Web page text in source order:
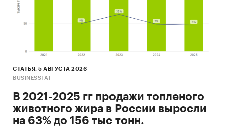
СТАТЬЯ, 5 АВГУСТА 2026
BUSINESSTAT
В 2021-2025 гг продажи топленого
животного жира в России выросли
на 63% до 156 тыс тонн.